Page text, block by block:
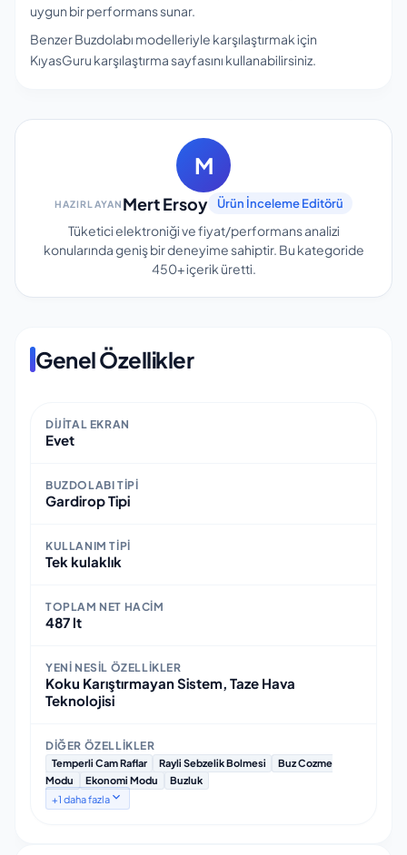
uygun bir performans sunar.
Benzer Buzdolabı modelleriyle karşılaştırmak için
KıyasGuru karşılaştırma sayfasını kullanabilirsiniz.
M
HAZIRLAYAN Mert Ersoy Ürün İnceleme Editörü
Tüketici elektroniği ve fiyat/performans analizi
konularında geniş bir deneyime sahiptir. Bu kategoride
450+içerik üretti.
Genel Özellikler
DIJITAL EKRAN
Evet
BUZDOLABI TIPI
Gardirop Tipi
KULLANIM TIPI
Tek kulaklık
TOPLAM NET HACIM
487 lt
YENI NESIL ÖZELLIKLER
Koku Karıştırmayan Sistem, Taze Hava
Teknolojisi
DIĞER ÖZELLIKLER
Temperli Cam Raflar Rayli Sebzelik Bolmesi
Buz Cozme
Modu
Ekonomi Modu
Buzluk
+1 daha fazla